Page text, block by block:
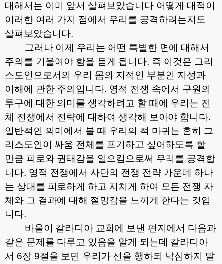
대해서는 이미 앞서 살펴보았습니다 어떻게 대적이
이러한 여러 가지 점에서 우리를 공격하려는지도
살펴보았습니다.
그러나 이제 우리는 어떤 특별한 면에 대해서
주의를 기울여야 함을 듣게 됩니다. 즉 이것은 그리
스도인으로서의 우리 몸의 지적인 부분인 지성과
이해에 관한 주의입니다. 영적 전쟁 속에서 구원의
투구에 대한 의미를 생각하려고 할 때에 우리는 전
체 전쟁에서 전략에 대하여 생각해 보아야 합니다.
일반적인 의미에서 볼 때 우리의 적 마귀는 흔히 그
리스도인이 싸움 전체를 포기하고 싶어하도록 할
만큼 피로와 권태감을 일으킴으로써 우리를 공격합
니다. 영적 전쟁에서 사단의 전쟁 전략 가운데 하나
는 상대를 피로하게 하고 지치게 하여 모든 전쟁 자
체와 그 결과에 대해 절망감을 느끼게 한다는 것입
니다.
바울이 갈라디아 교회에 보낸 편지에서 다음과
같은 문제를 다루고 있음을 알게 되는데 갈라디아
서 6장 9절을 보면 우리가 선을 행하되 낙심하지 말